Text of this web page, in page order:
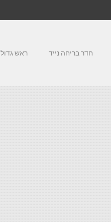
חדר בריחה נייד ראש גדול